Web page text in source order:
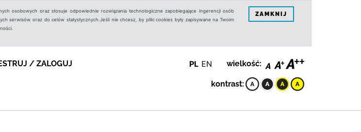
osobowych oraz stosuje odpowiednie rozwiązania technologiczne zapobiegające ingerencji osób
serwisów oraz do celów statystycznych.Jeśli nie chcesz, by pliki cookies były zapisywane na Twoim
ZAMKNIJ
/ ZALOGUJ PL EN wielkość:
kontrast: